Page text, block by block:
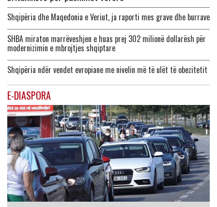
Shqipëria dhe Maqedonia e Veriut, ja raporti mes grave dhe burrave
SHBA miraton marrëveshjen e huas prej 302 milionë dollarësh për
modernizimin e mbrojtjes shqiptare
Shqipëria ndër vendet evropiane me nivelin më të ulët të obezitetit
E-DIASPORA